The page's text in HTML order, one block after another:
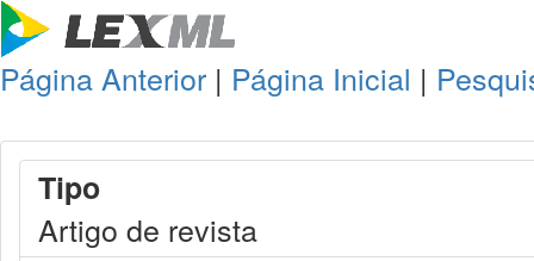
Página Anterior | Página Inicial |
Tipo
Artigo de revista